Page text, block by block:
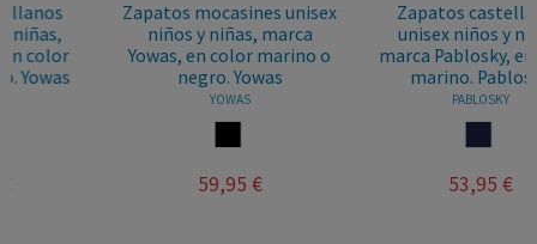
Zapatos mocasines unisex
niños y niñas, marca
Yowas, en color marino o
negro. Yowas
Zapatos castellanos
unisex niños y niñas,
marca Pablosky, en color
marino. Pablosky